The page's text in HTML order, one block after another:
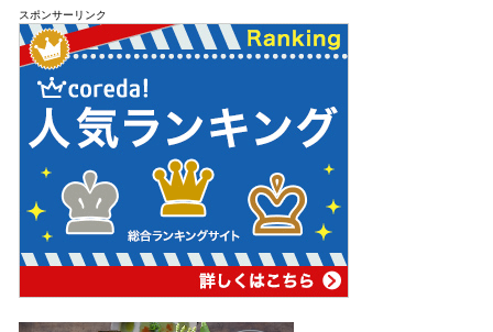
スポンサーリンク